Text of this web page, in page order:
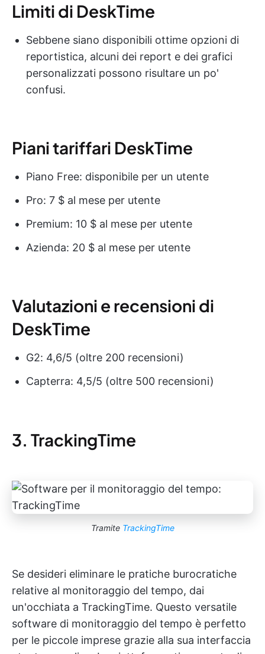
Limiti di DeskTime
Sebbene siano disponibili ottime opzioni di
reportistica, alcuni dei report e dei grafici
personalizzati possono risultare un po'
confusi.
Piani tariffari DeskTime
Piano Free: disponibile per un utente
Pro: 7 $ al mese per utente
Premium: 10 $ al mese per utente
Azienda: 20 $ al mese per utente
Valutazioni e recensioni di
DeskTime
G2: 4,6/5 (oltre 200 recensioni)
Capterra: 4,5/5 (oltre 500 recensioni)
3. TrackingTime
Tramite TrackingTime
Se desideri eliminare le pratiche burocratiche
relative al monitoraggio del tempo, dai
un'occhiata a TrackingTime. Questo versatile
software di monitoraggio del tempo è perfetto
per le piccole imprese grazie alla sua interfaccia